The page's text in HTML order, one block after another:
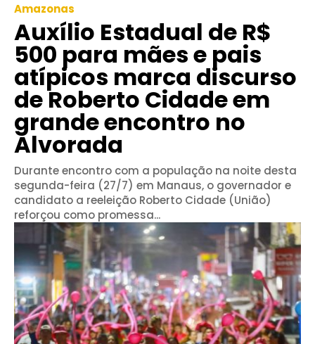
Amazonas
Auxílio Estadual de R$
500 para mães e pais
atípicos marca discurso
de Roberto Cidade em
grande encontro no
Alvorada
Durante encontro com a população na noite desta
segunda-feira (27/7) em Manaus, o governador e
candidato a reeleição Roberto Cidade (União)
reforçou como promessa...